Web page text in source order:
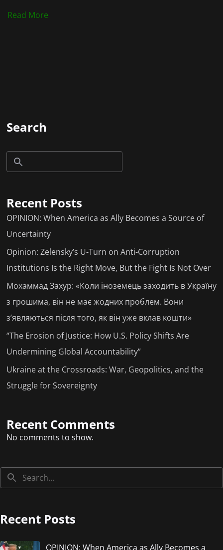
Read More
Search
Recent Posts
OPINION: When America as Ally Becomes a Source of
Uncertainty
Opinion: Zelensky’s U-Turn on Anti-Corruption
Institutions Is the Right Move, But the Fight Is Not Over
Мохаммад Захур: «Коли іноземець заходить в Україну
з грошима, він не має жодних проблем. Вони
з’являються після того, як він уже вклав кошти»
“The Erosion of Justice: How U.S. Policy Shifts Are
Undermining Global Accountability”
Ukraine at the Crossroads: War, Geopolitics, and the
Struggle for Sovereignty
Recent Comments
No comments to show.
Recent Posts
OPINION: When America as Ally Becomes a